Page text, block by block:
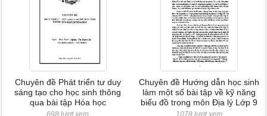
Chuyên đề Phát triển tư duy
sáng tạo cho học sinh thông
qua bài tập Hóa học
698 lượt xem
Chuyên đề Hướng dẫn học sinh
làm một số bài tập về kỹ năng
biểu đồ trong môn Địa lý Lớp 9
1078 lượt xem